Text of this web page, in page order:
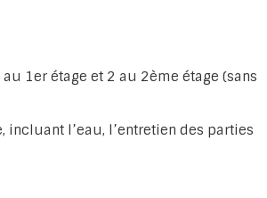
1er étage et 2 au 2ème étage (sans
l’eau, l’entretien des parties